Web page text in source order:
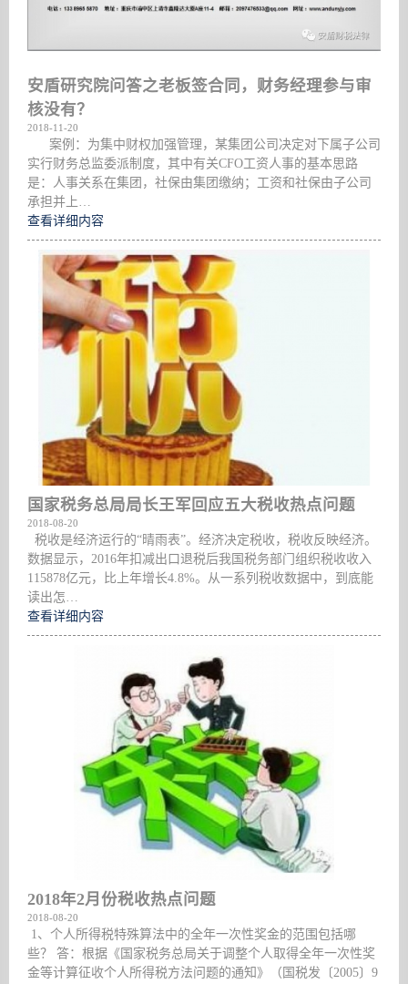
安盾研究院问答之老板签合同，财务经理参与审
核没有？
2018-11-20
案例：为集中财权加强管理，某集团公司决定对下属子公司
实行财务总监委派制度，其中有关CFO工资人事的基本思路
是：人事关系在集团，社保由集团缴纳；工资和社保由子公司
承担并上…
查看详细内容
国家税务总局局长王军回应五大税收热点问题
2018-08-20
税收是经济运行的“晴雨表”。经济决定税收，税收反映经济。
数据显示，2016年扣减出口退税后我国税务部门组织税收收入
115878亿元，比上年增长4.8%。从一系列税收数据中，到底能
读出怎…
查看详细内容
2018年2月份税收热点问题
2018-08-20
1、个人所得税特殊算法中的全年一次性奖金的范围包括哪
些？ 答：根据《国家税务总局关于调整个人取得全年一次性奖
金等计算征收个人所得税方法问题的通知》（国税发〔2005〕9